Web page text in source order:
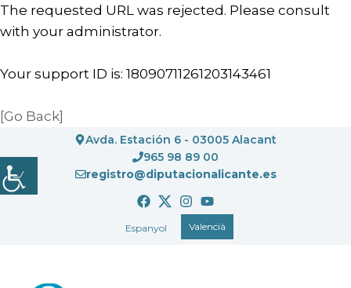
The requested URL was rejected. Please consult
with your administrator.
Your support ID is: 18090711261203143461
[Go Back]
al
contingut
Avda. Estación 6 - 03005 Alacant
965 98 89 00
registro@diputacionalicante.es
Espanyol Valencià